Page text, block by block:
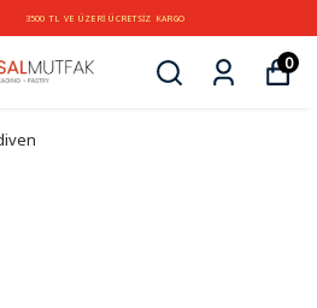
VE ÜZERİ ÜCRETSİZ KARGO
0